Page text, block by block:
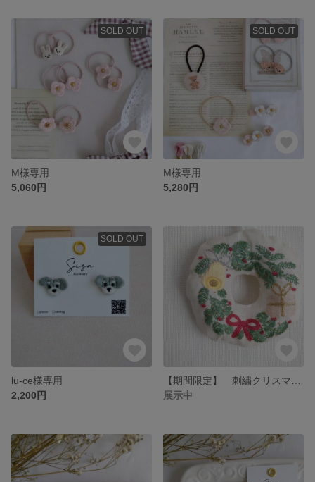
SOLD OUT
M様専用
5,060円
SOLD OUT
M様専用
5,280円
SOLD OUT
lu-ce様専用
2,200円
展示中